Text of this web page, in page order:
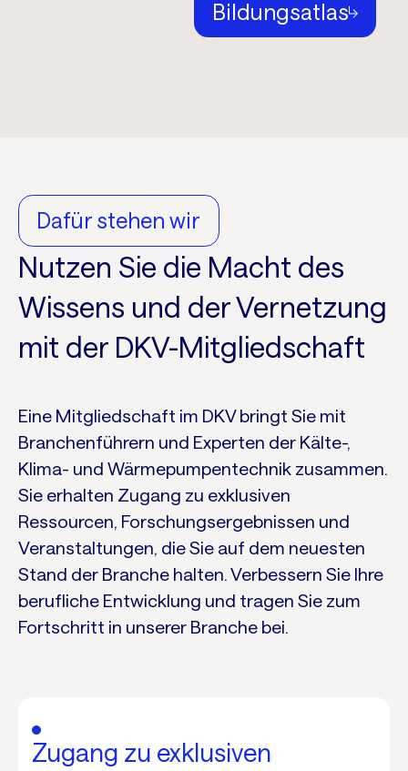
Bildungsatlas
Dafür stehen wir
Nutzen Sie die Macht des
Wissens und der Vernetzung
mit der DKV-Mitgliedschaft
Eine Mitgliedschaft im DKV bringt Sie mit
Branchenführern und Experten der Kälte-,
Klima- und Wärmepumpentechnik zusammen.
Sie erhalten Zugang zu exklusiven
Ressourcen, Forschungsergebnissen und
Veranstaltungen, die Sie auf dem neuesten
Stand der Branche halten. Verbessern Sie Ihre
berufliche Entwicklung und tragen Sie zum
Fortschritt in unserer Branche bei.
Zugang zu exklusiven